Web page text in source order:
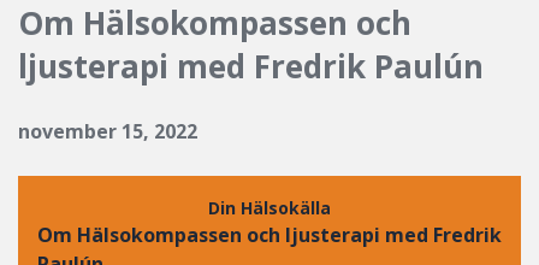
Om Hälsokompassen och
ljusterapi med Fredrik Paulún
november 15, 2022